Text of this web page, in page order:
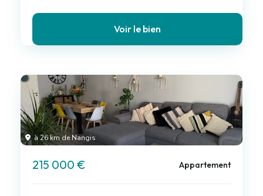
Voir le bien
à 26 km de Nangis
215 000 € Appartement